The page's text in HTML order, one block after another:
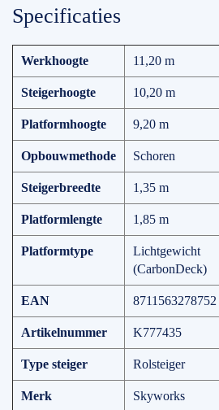
Specificaties
Werkhoogte 11,20 m
Steigerhoogte 10,20 m
Platformhoogte 9,20 m
Opbouwmethode Schoren
Steigerbreedte 1,35 m
Platformlengte 1,85 m
Platformtype
Lichtgewicht
(CarbonDeck)
EAN 8711563278752
Artikelnummer K777435
Type steiger Rolsteiger
Merk Skyworks